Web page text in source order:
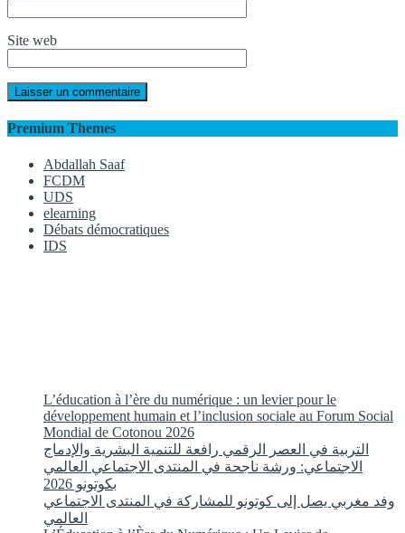
Site web
Premium Themes
Abdallah Saaf
FCDM
UDS
elearning
Débats démocratiques
IDS
L’éducation à l’ère du numérique : un levier pour le
développement humain et l’inclusion sociale au Forum Social
Mondial de Cotonou 2026
التربية في العصر الرقمي رافعة للتنمية البشرية والإدماج
الاجتماعي: ورشة ناجحة في المنتدى الاجتماعي العالمي
بكوتونو 2026
وفد مغربي يصل إلى كوتونو للمشاركة في المنتدى الاجتماعي
العالمي